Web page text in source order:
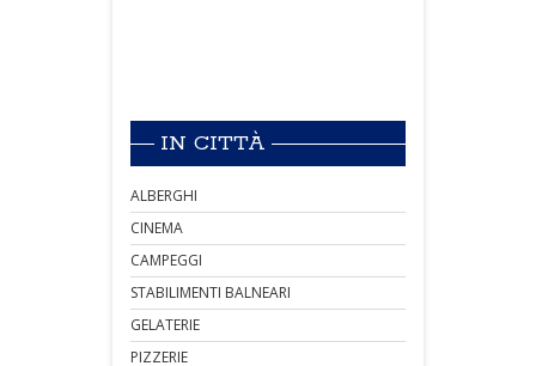
IN CITTÀ
ALBERGHI
CINEMA
CAMPEGGI
STABILIMENTI BALNEARI
GELATERIE
PIZZERIE